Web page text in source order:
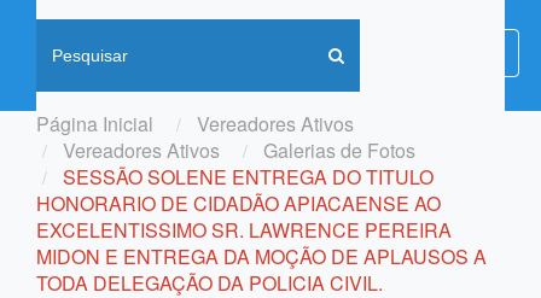
de
Página Inicial
Vereadores Ativos
Vereadores Ativos
Galerias de Fotos
SESSÃO SOLENE ENTREGA DO TITULO
HONORARIO DE CIDADÃO APIACAENSE AO
EXCELENTISSIMO SR. LAWRENCE PEREIRA
MIDON E ENTREGA DA MOÇÃO DE APLAUSOS A
TODA DELEGAÇÃO DA POLICIA CIVIL.